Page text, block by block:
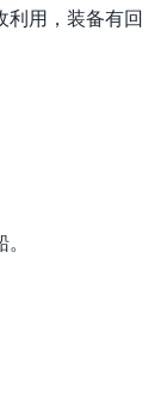
利用，装备有回